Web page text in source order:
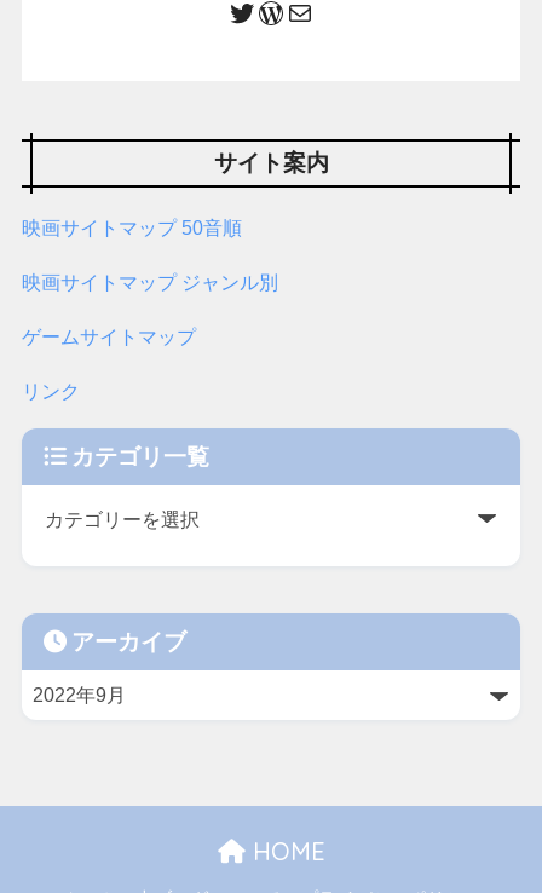
サイト案内
映画サイトマップ 50音順
映画サイトマップ ジャンル別
ゲームサイトマップ
リンク
カテゴリ一覧
アーカイブ
HOME